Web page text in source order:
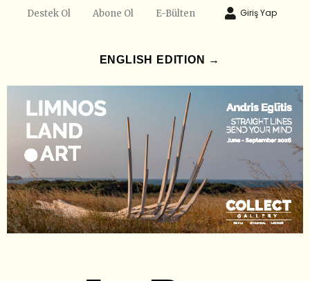
Destek Ol Abone Ol E-Bülten Giriş Yap
ENGLISH EDITION →